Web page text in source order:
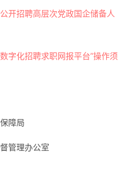
开招聘高层次党政国企储备人
字化招聘求职网报平台”操作须
障局
管理办公室